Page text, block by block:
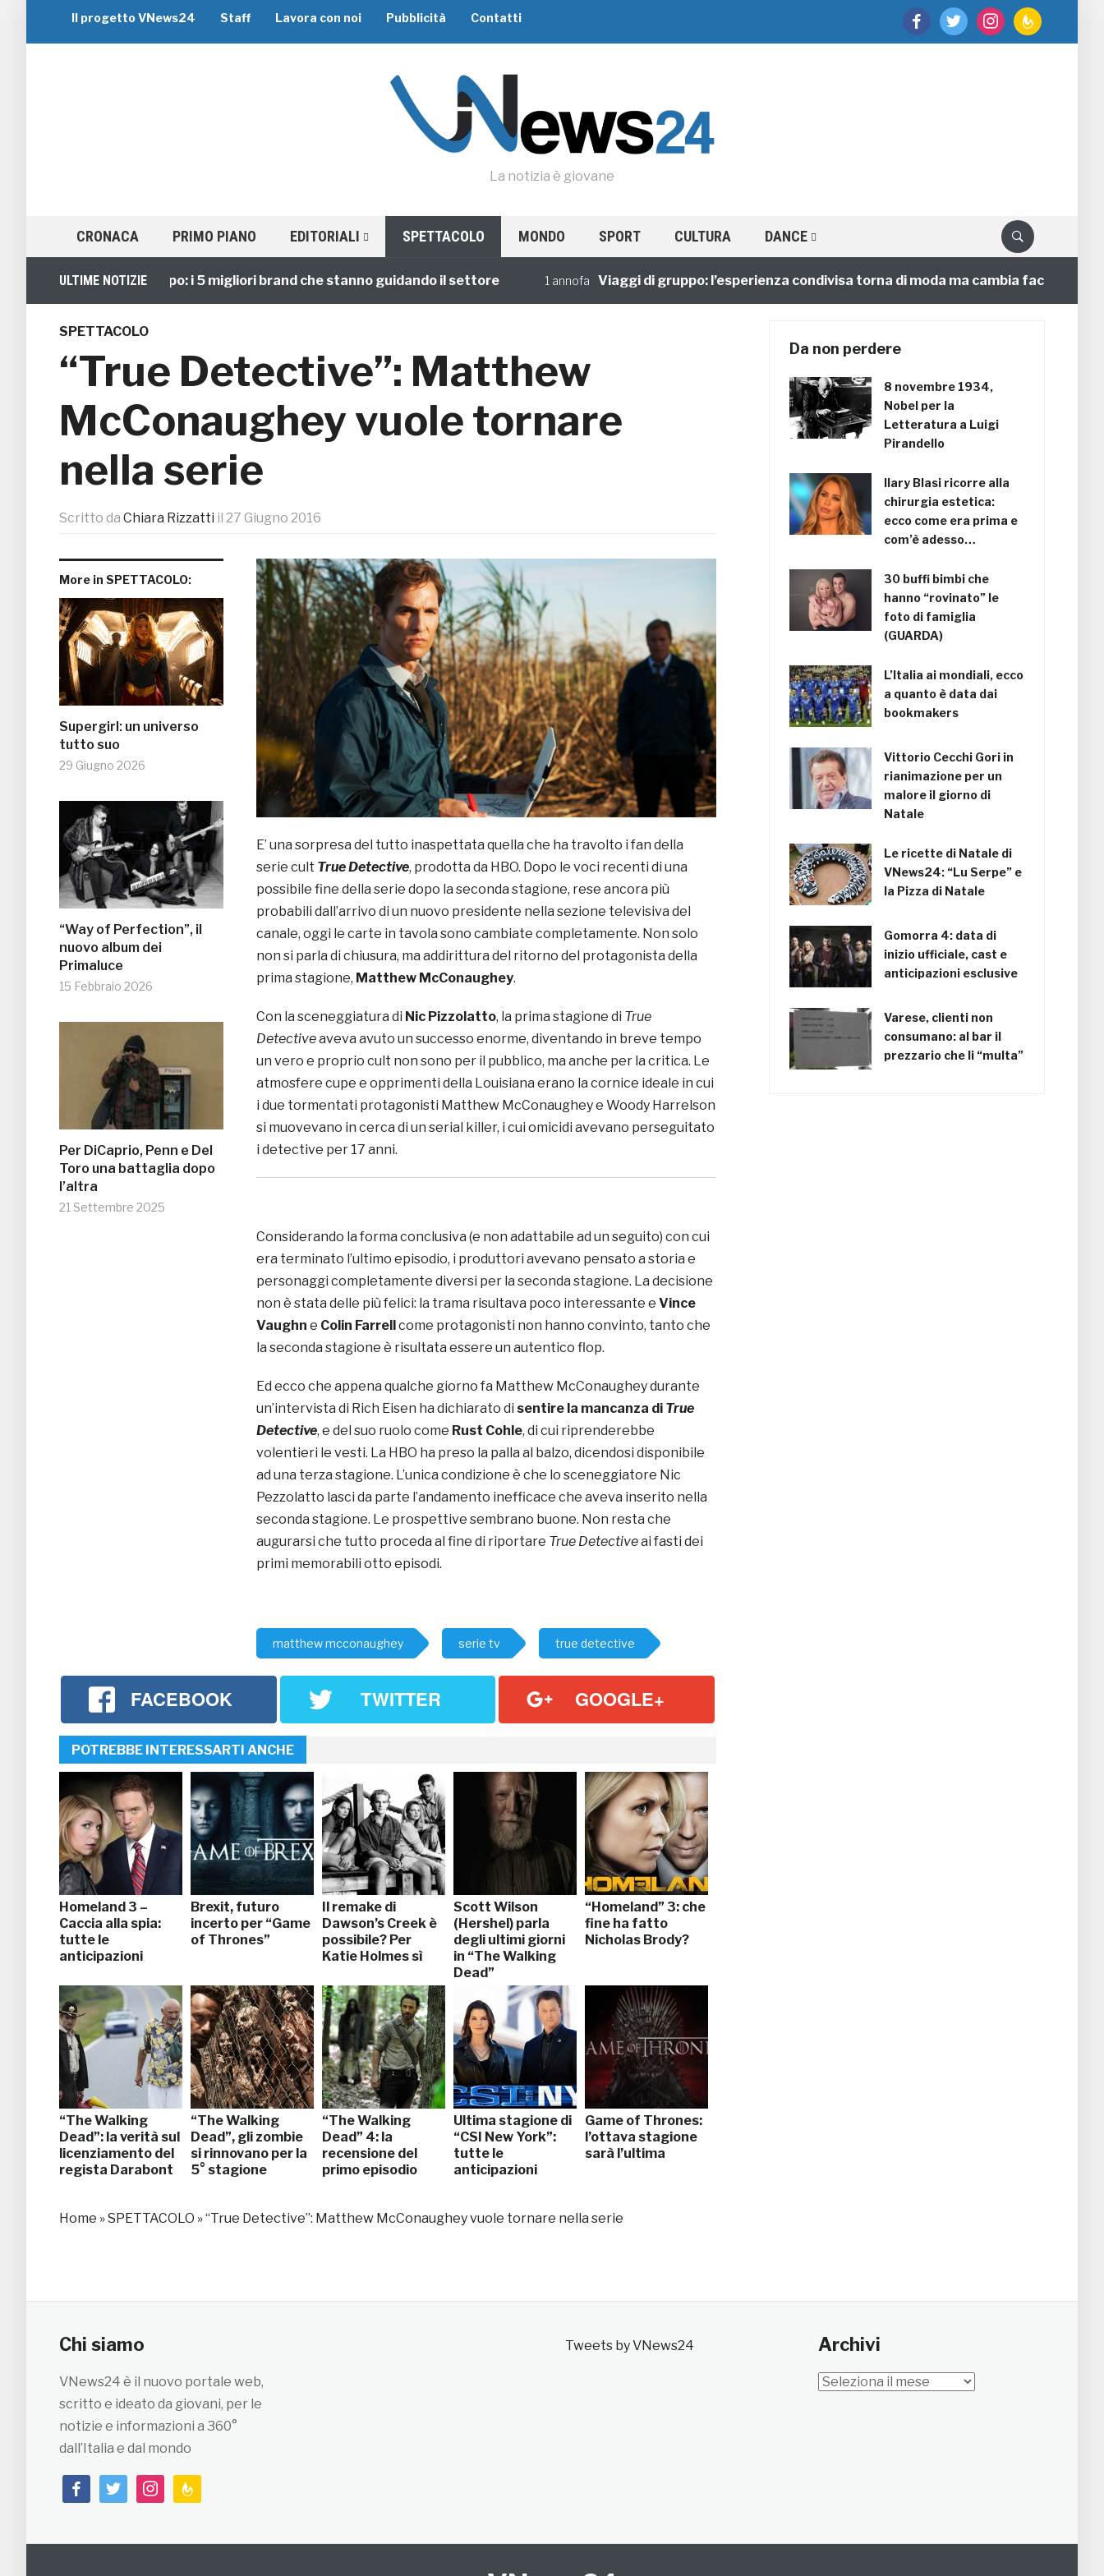
facebooktwitter instagramfeedburner
Il progetto VNews24 Staff Lavora con noi Pubblicità Contatti
La notizia è giovane
CRONACA PRIMO PIANO EDITORIALI SPETTACOLO MONDO SPORT CULTURA DANCE
ULTIME NOTIZIE
Viaggi di Gruppo: i 5 migliori brand che stanno guidando il settore 1 annofa Viaggi di gruppo: l’esperienza condivisa torna di moda ma cambia faccia
SPETTACOLO
“True Detective”: Matthew
McConaughey vuole tornare
nella serie
Scritto da Chiara Rizzatti il 27 Giugno 2016
More in SPETTACOLO:
Supergirl: un universo
tutto suo
29 Giugno 2026
“Way of Perfection”, il
nuovo album dei
Primaluce
15 Febbraio 2026
Per DiCaprio, Penn e Del
Toro una battaglia dopo
l’altra
21 Settembre 2025
E’ una sorpresa del tutto inaspettata quella che ha travolto i fan della
serie cult True Detective, prodotta da HBO. Dopo le voci recenti di una
possibile fine della serie dopo la seconda stagione, rese ancora più
probabili dall’arrivo di un nuovo presidente nella sezione televisiva del
canale, oggi le carte in tavola sono cambiate completamente. Non solo
non si parla di chiusura, ma addirittura del ritorno del protagonista della
prima stagione, Matthew McConaughey.
Con la sceneggiatura di Nic Pizzolatto, la prima stagione di True
Detectiveaveva avuto un successo enorme, diventando in breve tempo
un vero e proprio cult non sono per il pubblico, ma anche per la critica. Le
atmosfere cupe e opprimenti della Louisiana erano la cornice ideale in cui
i due tormentati protagonisti Matthew McConaughey e Woody Harrelson
si muovevano in cerca di un serial killer, i cui omicidi avevano perseguitato
i detective per 17 anni.
Considerando la forma conclusiva (e non adattabile ad un seguito) con cui
era terminato l’ultimo episodio, i produttori avevano pensato a storia e
personaggi completamente diversi per la seconda stagione. La decisione
non è stata delle più felici: la trama risultava poco interessante e Vince
Vaughn e Colin Farrellcome protagonisti non hanno convinto, tanto che
la seconda stagione è risultata essere un autentico flop.
Ed ecco che appena qualche giorno fa Matthew McConaughey durante
un’intervista di Rich Eisen ha dichiarato di sentire la mancanza di True
Detective, e del suo ruolo come Rust Cohle, di cui riprenderebbe
volentieri le vesti. La HBO ha preso la palla al balzo, dicendosi disponibile
ad una terza stagione. L’unica condizione è che lo sceneggiatore Nic
Pezzolatto lasci da parte l’andamento inefficace che aveva inserito nella
seconda stagione. Le prospettive sembrano buone. Non resta che
augurarsi che tutto proceda al fine di riportare True Detectiveai fasti dei
primi memorabili otto episodi.
matthew mcconaughey serie tv true detective
FACEBOOK TWITTER GOOGLE+
POTREBBE INTERESSARTI ANCHE
Homeland 3 –
Caccia alla spia:
tutte le
anticipazioni
Brexit, futuro
incerto per “Game
of Thrones”
Il remake di
Dawson’s Creek è
possibile? Per
Katie Holmes sì
Scott Wilson
(Hershel) parla
degli ultimi giorni
in “The Walking
Dead”
“Homeland” 3: che
fine ha fatto
Nicholas Brody?
“The Walking
Dead”: la verità sul
licenziamento del
regista Darabont
“The Walking
Dead”, gli zombie
si rinnovano per la
5° stagione
“The Walking
Dead” 4: la
recensione del
primo episodio
Ultima stagione di
“CSI New York”:
tutte le
anticipazioni
Game of Thrones:
l’ottava stagione
sarà l’ultima
Home »SPETTACOLO »“True Detective”: Matthew McConaughey vuole tornare nella serie
Da non perdere
8 novembre 1934,
Nobel per la
Letteratura a Luigi
Pirandello
Ilary Blasi ricorre alla
chirurgia estetica:
ecco come era prima e
com’è adesso…
30 buffi bimbi che
hanno “rovinato” le
foto di famiglia
(GUARDA)
L’Italia ai mondiali, ecco
a quanto è data dai
bookmakers
Vittorio Cecchi Gori in
rianimazione per un
malore il giorno di
Natale
Le ricette di Natale di
VNews24: “Lu Serpe” e
la Pizza di Natale
Gomorra 4: data di
inizio ufficiale, cast e
anticipazioni esclusive
Varese, clienti non
consumano: al bar il
prezzario che li “multa”
Chi siamo
VNews24 è il nuovo portale web,
scritto e ideato da giovani, per le
notizie e informazioni a 360°
dall’Italia e dal mondo
facebooktwitterinstagramfeedburner
Tweets by VNews24 Archivi
Archivi